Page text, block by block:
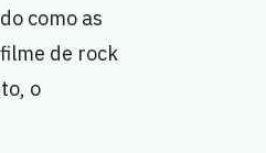
como as
de rock
o